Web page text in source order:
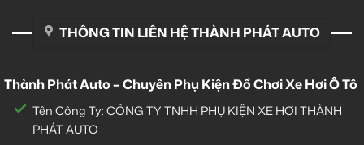
THÔNG TIN LIÊN HỆ THÀNH PHÁT AUTO
Thành Phát Auto – Chuyên Phụ Kiện Đồ Chơi Xe Hơi Ô Tô
Tên Công Ty: CÔNG TY TNHH PHỤ KIỆN XE HƠI THÀNH
PHÁT AUTO